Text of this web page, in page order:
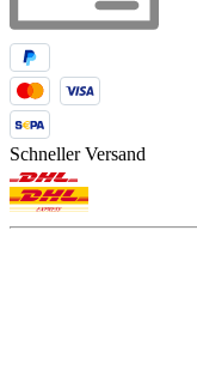
Schneller Versand